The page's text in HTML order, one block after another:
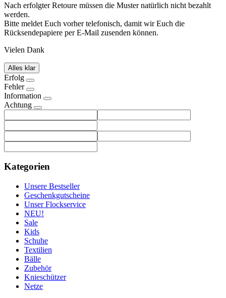
Nach erfolgter Retoure müssen die Muster natürlich nicht bezahlt
werden.
Bitte meldet Euch vorher telefonisch, damit wir Euch die
Rücksendepapiere per E-Mail zusenden können.
Vielen Dank
Alles klar
Erfolg
Fehler
Information
Achtung
Kategorien
Unsere Bestseller
Geschenkgutscheine
Unser Flockservice
NEU!
Sale
Kids
Schuhe
Textilien
Bälle
Zubehör
Knieschützer
Netze